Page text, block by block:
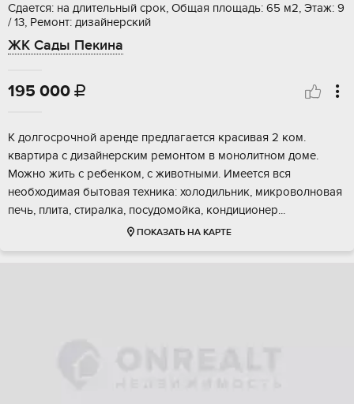
Сдается: на длительный срок, Общая площадь: 65 м2, Этаж: 9
/ 13, Ремонт: дизайнерский
ЖК Сады Пекина
195 000 
К долгосрочной аренде предлагается красивая 2 ком.
квартира с дизайнерским ремонтом в монолитном доме.
Можно жить с ребенком, с животными. Имеется вся
необходимая бытовая техника: холодильник, микроволновая
печь, плита, стиралка, посудомойка, кондиционер...
ПОКАЗАТЬ НА КАРТЕ